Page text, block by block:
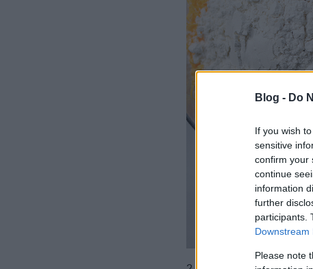
Blog - Do
If you wish
sensitive
confirm your
continue
information
further
participants.
Downstream
Please note